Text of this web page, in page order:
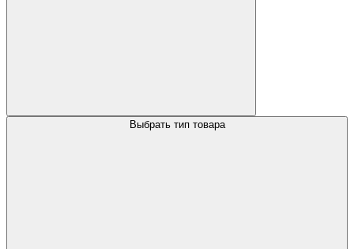
Выбрать тип товара